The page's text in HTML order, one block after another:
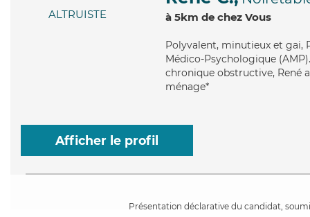
ALTRUISTE à 5km de chez Vous
Polyvalent, minutieux et gai,
Médico-Psychologique
chronique obstructive, René
ménage*
Afficher le profil
Présentation déclarative du candidat,